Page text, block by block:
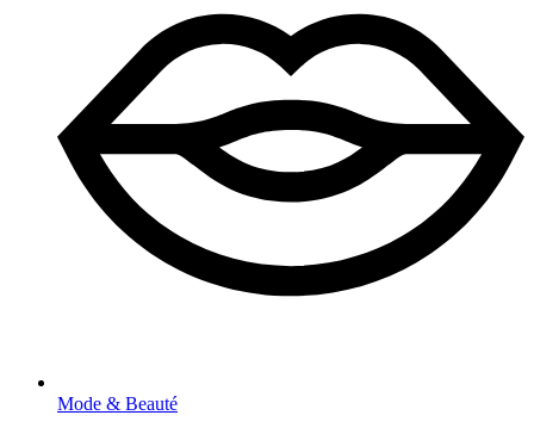
Mode & Beauté